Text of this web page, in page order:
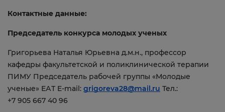
Контактные данные:
Председатель конкурса молодых ученых
Григорьева Наталья Юрьевна д.м.н., профессор
кафедры факультетской и поликлинической терапии
ПИМУ Председатель рабочей группы «Молодые
ученые» ЕАТ E-mail: grigoreva28@mail.ru Тел.:
+7 905 667 40 96